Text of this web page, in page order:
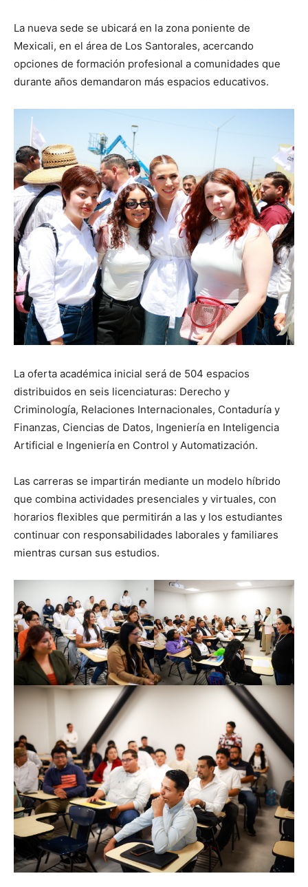
La nueva sede se ubicará en la zona poniente de
Mexicali, en el área de Los Santorales, acercando
opciones de formación profesional a comunidades que
durante años demandaron más espacios educativos.
La oferta académica inicial será de 504 espacios
distribuidos en seis licenciaturas: Derecho y
Criminología, Relaciones Internacionales, Contaduría y
Finanzas, Ciencias de Datos, Ingeniería en Inteligencia
Artificial e Ingeniería en Control y Automatización.
Las carreras se impartirán mediante un modelo híbrido
que combina actividades presenciales y virtuales, con
horarios flexibles que permitirán a las y los estudiantes
continuar con responsabilidades laborales y familiares
mientras cursan sus estudios.